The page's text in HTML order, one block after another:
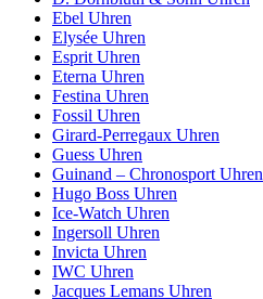
Ebel Uhren
Elysée Uhren
Esprit Uhren
Eterna Uhren
Festina Uhren
Fossil Uhren
Girard-Perregaux Uhren
Guess Uhren
Guinand – Chronosport Uhren
Hugo Boss Uhren
Ice-Watch Uhren
Ingersoll Uhren
Invicta Uhren
IWC Uhren
Jacques Lemans Uhren